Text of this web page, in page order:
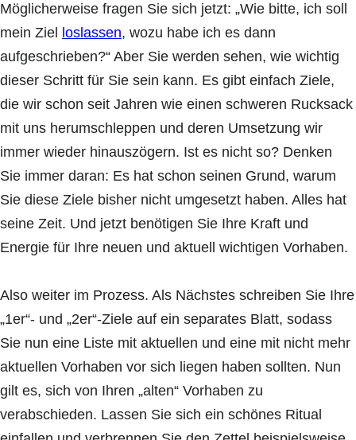
Möglicherweise fragen Sie sich jetzt: „Wie bitte, ich soll
mein Ziel
loslassen, wozu habe ich es dann
aufgeschrieben?“ Aber Sie werden sehen, wie wichtig
dieser Schritt für Sie sein kann. Es gibt einfach Ziele,
die wir schon seit Jahren wie einen schweren Rucksack
mit uns herumschleppen und deren Umsetzung wir
immer wieder hinauszögern. Ist es nicht so? Denken
Sie immer daran: Es hat schon seinen Grund, warum
Sie diese Ziele bisher nicht umgesetzt haben. Alles hat
seine Zeit. Und jetzt benötigen Sie Ihre Kraft und
Energie für Ihre neuen und aktuell wichtigen Vorhaben.
Also weiter im Prozess. Als Nächstes schreiben Sie Ihre
„1er“- und „2er“-Ziele auf ein separates Blatt, sodass
Sie nun eine Liste mit aktuellen und eine mit nicht mehr
aktuellen Vorhaben vor sich liegen haben sollten. Nun
gilt es, sich von Ihren „alten“ Vorhaben zu
verabschieden. Lassen Sie sich ein schönes Ritual